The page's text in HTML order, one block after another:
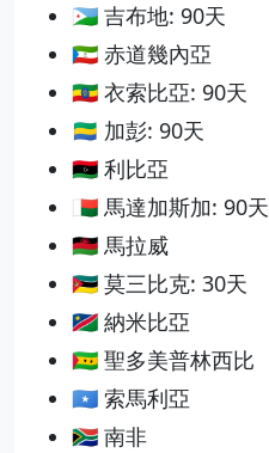
🇩🇯 吉布地: 90天
🇬🇶 赤道幾內亞
🇪🇹 衣索比亞: 90天
🇬🇦 加彭: 90天
🇱🇾 利比亞
🇲🇬 馬達加斯加: 90天
🇲🇼 馬拉威
🇲🇿 莫三比克: 30天
🇳🇦 納米比亞
🇸🇹 聖多美普林西比
🇸🇴 索馬利亞
🇿🇦 南非